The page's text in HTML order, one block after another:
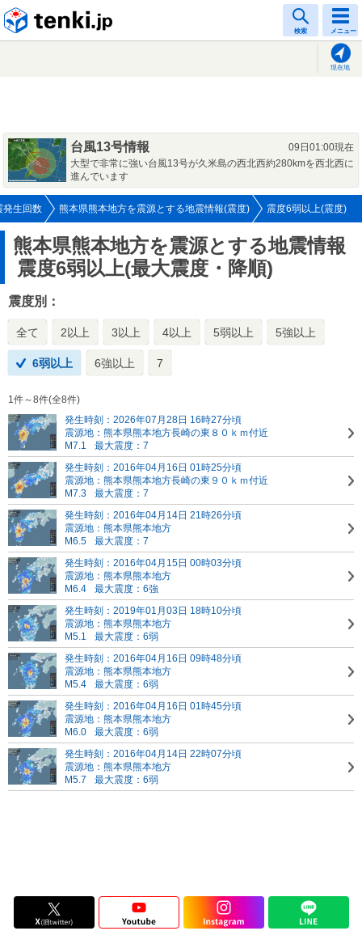
検索 メニュー
現在地
台風13号情報
09日01:00現在
大型で非常に強い台風13号が久米島の西北西約280kmを西北西に
進んでいます
発生回数 熊本県熊本地方を震源とする地震情報(震度) 震度6弱以上(震度)
熊本県熊本地方を震源とする地震情報
震度6弱以上(最大震度・降順)
震度別：
全て 2以上 3以上 4以上 5弱以上 5強以上
6弱以上 6強以上 7
1件～8件(全8件)
発生時刻：2026年07月28日 16時27分頃
震源地：熊本県熊本地方長崎の東８０ｋｍ付近
M7.1
最大震度：7
発生時刻：2016年04月16日 01時25分頃
震源地：熊本県熊本地方長崎の東９０ｋｍ付近
M7.3
最大震度：7
発生時刻：2016年04月14日 21時26分頃
震源地：熊本県熊本地方
M6.5
最大震度：7
発生時刻：2016年04月15日 00時03分頃
震源地：熊本県熊本地方
M6.4
最大震度：6強
発生時刻：2019年01月03日 18時10分頃
震源地：熊本県熊本地方
M5.1
最大震度：6弱
発生時刻：2016年04月16日 09時48分頃
震源地：熊本県熊本地方
M5.4
最大震度：6弱
発生時刻：2016年04月16日 01時45分頃
震源地：熊本県熊本地方
M6.0
最大震度：6弱
発生時刻：2016年04月14日 22時07分頃
震源地：熊本県熊本地方
M5.7
最大震度：6弱